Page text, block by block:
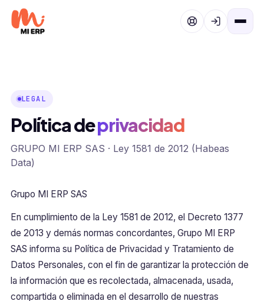
Ir al contenido
LEGAL
Política deprivacidad
GRUPO MI ERP SAS · Ley 1581 de 2012 (Habeas
Data)
Grupo MI ERP SAS
En cumplimiento de la Ley 1581 de 2012, el Decreto 1377
de 2013 y demás normas concordantes, Grupo MI ERP
SAS informa su Política de Privacidad y Tratamiento de
Datos Personales, con el fin de garantizar la protección de
la información que es recolectada, almacenada, usada,
compartida o eliminada en el desarrollo de nuestras